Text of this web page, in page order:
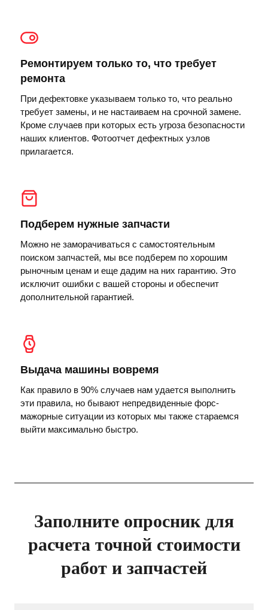
Ремонтируем только то, что требует
ремонта
При дефектовке указываем только то, что реально
требует замены, и не настаиваем на срочной замене.
Кроме случаев при которых есть угроза безопасности
наших клиентов. Фотоотчет дефектных узлов
прилагается.
Подберем нужные запчасти
Можно не заморачиваться с самостоятельным
поиском запчастей, мы все подберем по хорошим
рыночным ценам и еще дадим на них гарантию. Это
исключит ошибки с вашей стороны и обеспечит
дополнительной гарантией.
Выдача машины вовремя
Как правило в 90% случаев нам удается выполнить
эти правила, но бывают непредвиденные форс-
мажорные ситуации из которых мы также стараемся
выйти максимально быстро.
Заполните опросник для
расчета точной стоимости
работ и запчастей